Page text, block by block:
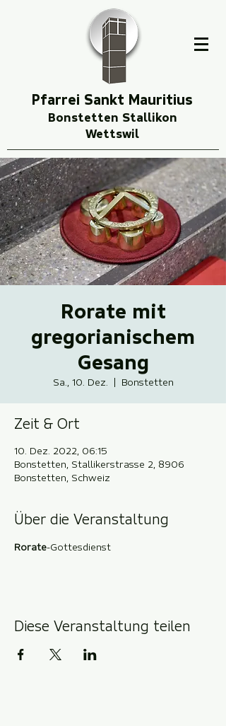
Pfarrei Sankt Mauritius
Bonstetten Stallikon
Wettswil
Rorate mit
gregorianischem
Gesang
Sa., 10. Dez. Bonstetten
Zeit & Ort
10. Dez. 2022, 06:15
Bonstetten, Stallikerstrasse 2, 8906
Bonstetten, Schweiz
Über die Veranstaltung
Rorate-Gottesdienst
Diese Veranstaltung teilen